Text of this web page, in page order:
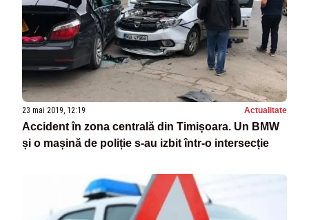
23 mai 2019, 12:19 Actualitate
Accident în zona centrală din Timișoara. Un BMW
și o mașină de poliție s-au izbit într-o intersecție